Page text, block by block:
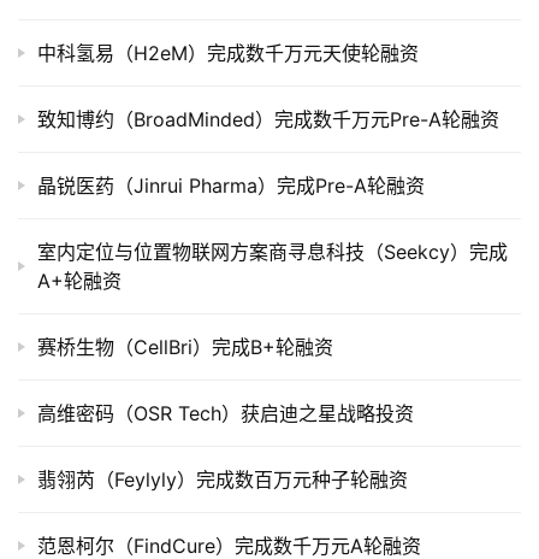
投
据
创
院
中科氢易（H2eM）完成数千万元天使轮融资
致知博约（BroadMinded）完成数千万元Pre-A轮融资
晶锐医药（Jinrui Pharma）完成Pre-A轮融资
室内定位与位置物联网方案商寻息科技（Seekcy）完成
A+轮融资
赛桥生物（CellBri）完成B+轮融资
高维密码（OSR Tech）获启迪之星战略投资
翡翎芮（Feylyly）完成数百万元种子轮融资
范恩柯尔（FindCure）完成数千万元A轮融资